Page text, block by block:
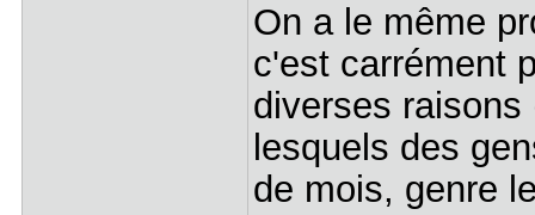
On a le même
c'est carrément
diverses raisons
lesquels des
de mois, genre